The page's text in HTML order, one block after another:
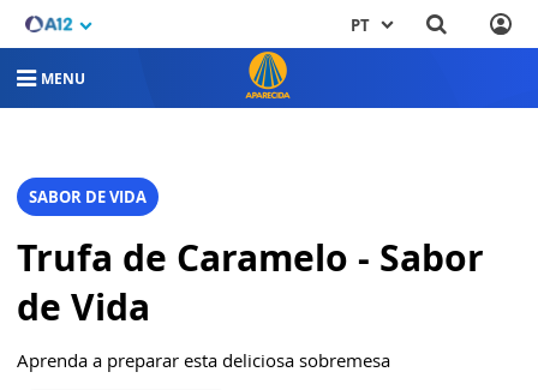
PT
MENU
SABOR DE VIDA
Trufa de Caramelo - Sabor
de Vida
Aprenda a preparar esta deliciosa sobremesa